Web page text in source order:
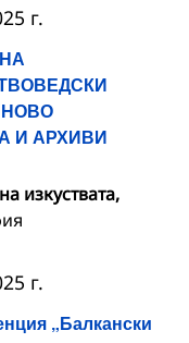
НОВО
И АРХИВИ
г.
изкуствата,
„Балкански
г.